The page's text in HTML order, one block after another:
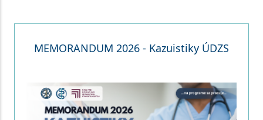
MEMORANDUM 2026 - Kazuistiky ÚDZS